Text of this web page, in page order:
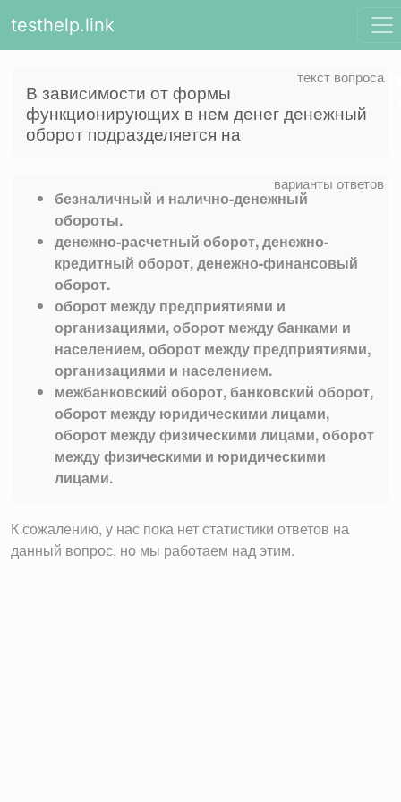
testhelp.link
В зависимости от формы
функционирующих в нем денег денежный
оборот подразделяется на
безналичный и налично-денежный
обороты.
денежно-расчетный оборот, денежно-
кредитный оборот, денежно-финансовый
оборот.
оборот между предприятиями и
организациями, оборот между банками и
населением, оборот между предприятиями,
организациями и населением.
межбанковский оборот, банковский оборот,
оборот между юридическими лицами,
оборот между физическими лицами, оборот
между физическими и юридическими
лицами.
К сожалению, у нас пока нет статистики ответов на
данный вопрос, но мы работаем над этим.